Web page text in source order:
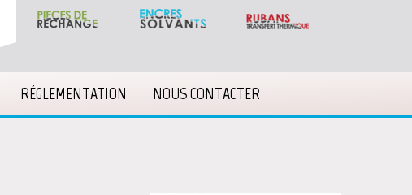
RÉGLEMENTATION NOUS CONTACTER